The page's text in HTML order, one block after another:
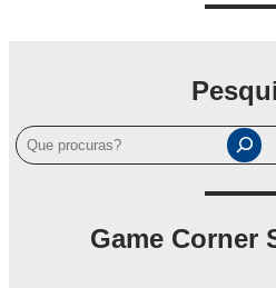
P
e
Game Corner